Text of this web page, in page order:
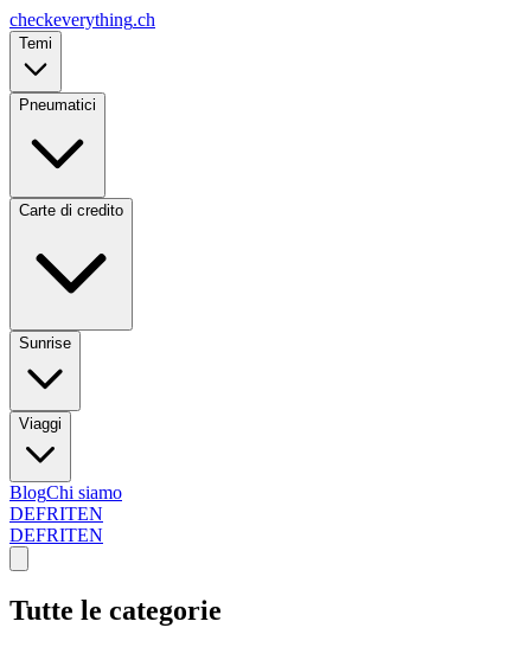
checkeverything.ch
Temi
Pneumatici
Carte di credito
Sunrise
Viaggi
BlogChi siamo
DEFRITEN
DEFRITEN
Tutte le categorie